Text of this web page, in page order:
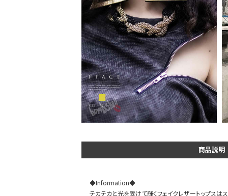
DANCE MOVIE
Instagram LIVE items
商品説明
◆Information◆
テカテカと光を受けて輝くフェイクレザートップスは